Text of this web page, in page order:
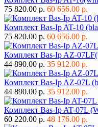
75 820.00 р. 60 656.00 р.
Комплект Bas-Ip AT-10
75 820.00 р. 60 656.00 р.
Комплект Bas-Ip AZ-
44 890.00 р. 35 912.00 р.
Комплект Bas-Ip AZ-07L
44 890.00 р. 35 912.00 р.
Комплект Bas-Ip AT-07L
60 220.00 р. 48 176.00 р.